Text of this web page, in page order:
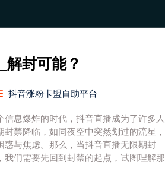
解封可能？
抖音涨粉卡盟自助平台
息爆炸的时代，抖音直播成为了许多人
禁降临，如同夜空中突然划过的流星，
与焦虑。那么，当抖音直播无限期封
们需要先回到封禁的起点，试图理解那